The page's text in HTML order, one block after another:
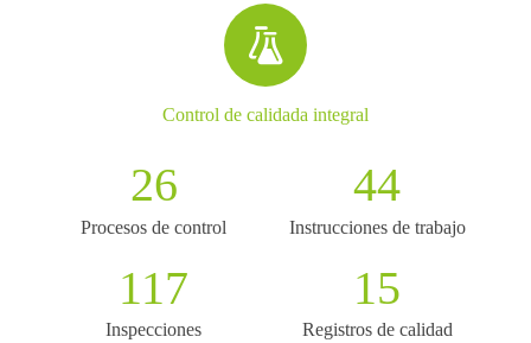

Control de calidada integral
26
Procesos de control
44
Instrucciones de trabajo
117
Inspecciones
15
Registros de calidad